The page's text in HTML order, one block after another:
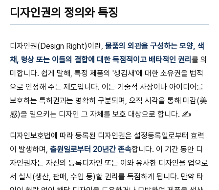
디자인권의 정의와 특징
디자인권(Design Right)이란, 물품의 외관을 구성하는 모양, 색
채, 형상 또는 이들의 결합에 대한 독점적이고 배타적인 권리 를 의
미합니다. 쉽게 말해, 특정 제품의 '생김새'에 대한 소유권을 법적
으로 인정해 주는 제도입니다. 이는 기술적 사상이나 아이디어를
보호하는 특허권과는 명확히 구분되며, 오직 시각을 통해 미감(美
感)을 일으키는 디자인 그 자체를 보호 대상으로 합니다. ✍️
디자인보호법에 따라 등록된 디자인권은 설정등록일로부터 효력
이 발생하며, 출원일로부터 20년간 존속합니다. 이 기간 동안 디
자인권자는 자신의 등록디자인 또는 이와 유사한 디자인을 업으로
서 실시(생산, 판매, 수입 등)할 권리를 독점하게 됩니다. 만약 타